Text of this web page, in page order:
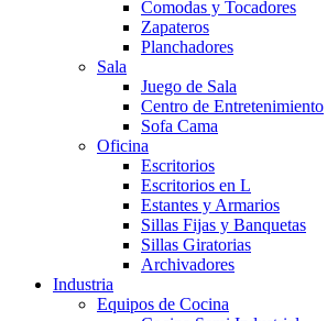
Comodas y Tocadores
Zapateros
Planchadores
Sala
Juego de Sala
Centro de Entretenimiento
Sofa Cama
Oficina
Escritorios
Escritorios en L
Estantes y Armarios
Sillas Fijas y Banquetas
Sillas Giratorias
Archivadores
Industria
Equipos de Cocina